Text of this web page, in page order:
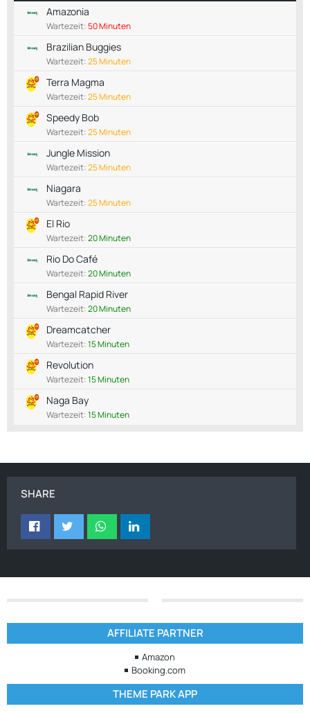
Amazonia
Wartezeit:50 Minuten
Brazilian Buggies
Wartezeit:25 Minuten
Terra Magma
Wartezeit:25 Minuten
Speedy Bob
Wartezeit:25 Minuten
Jungle Mission
Wartezeit:25 Minuten
Niagara
Wartezeit:25 Minuten
El Rio
Wartezeit:20 Minuten
Rio Do Café
Wartezeit:20 Minuten
Bengal Rapid River
Wartezeit:20 Minuten
Dreamcatcher
Wartezeit:15 Minuten
Revolution
Wartezeit:15 Minuten
Naga Bay
Wartezeit:15 Minuten
SHARE
AFFILIATE PARTNER
Amazon
Booking.com
THEME PARK APP